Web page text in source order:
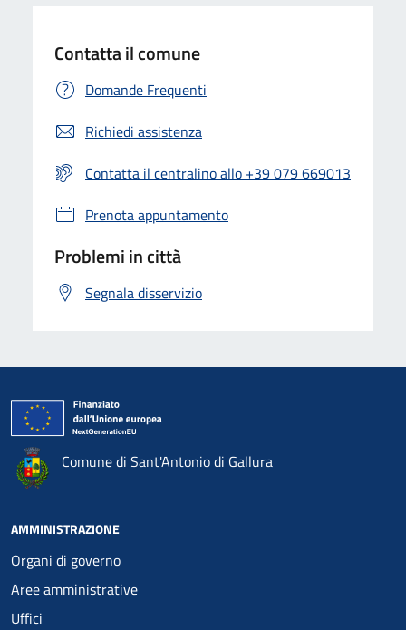
Contatta il comune
Domande Frequenti
Richiedi assistenza
Contatta il centralino allo +39 079 669013
Prenota appuntamento
Problemi in città
Segnala disservizio
Comune di Sant'Antonio di Gallura
AMMINISTRAZIONE
Organi di governo
Aree amministrative
Uffici